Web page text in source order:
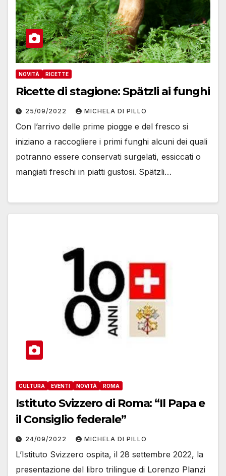
NOVITÀ RICETTE
Ricette di stagione: Spätzli ai funghi
25/09/2022 MICHELA DI PILLO
Con l’arrivo delle prime piogge e del fresco si
iniziano a raccogliere i primi funghi alcuni dei quali
potranno essere conservati surgelati, essiccati o
mangiati freschi in piatti gustosi. Spätzli…
CULTURA EVENTI NOVITÀ ROMA
Istituto Svizzero di Roma: “Il Papa e
il Consiglio federale”
24/09/2022 MICHELA DI PILLO
L’Istituto Svizzero ospita, il 28 settembre 2022, la
presentazione del libro trilingue di Lorenzo Planzi